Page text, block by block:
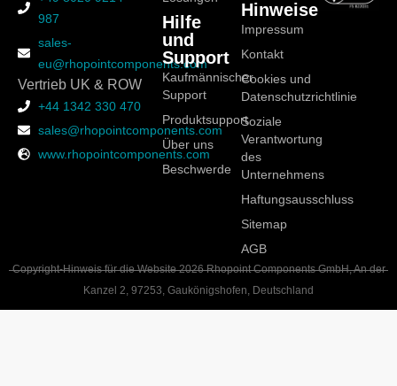
987
sales-
eu@rhopointcomponents.com
Vertrieb UK & ROW
+44 1342 330 470
sales@rhopointcomponents.com
www.rhopointcomponents.com
Hilfe
und
Support
Kaufmännischer
Support
Produktsupport
Über uns
Beschwerde
Hinweise
Impressum
Kontakt
Cookies und
Datenschutzrichtlinie
Soziale
Verantwortung
des
Unternehmens
Haftungsausschluss
Sitemap
AGB
Copyright-Hinweis für die Website 2026 Rhopoint Components GmbH, An der
Kanzel 2, 97253, Gaukönigshofen, Deutschland